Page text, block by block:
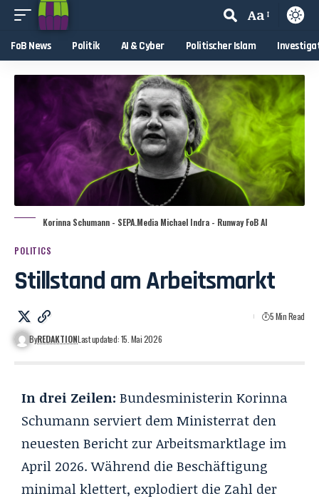
Aa
FoB News Politik AI & Cyber Politischer Islam
Korinna Schumann - SEPA.Media Michael Indra - Runway FoB AI
POLITICS
Stillstand am Arbeitsmarkt
ByREDAKTIONLast updated: 15. Mai 2026
5 Min Read
In drei Zeilen: Bundesministerin Korinna
Schumann serviert dem Ministerrat den
neuesten Bericht zur Arbeitsmarktlage im
April 2026. Während die Beschäftigung
minimal klettert, explodiert die Zahl der